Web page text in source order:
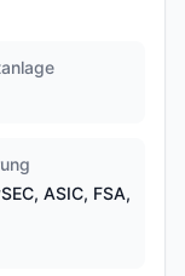
ASIC, FSA,